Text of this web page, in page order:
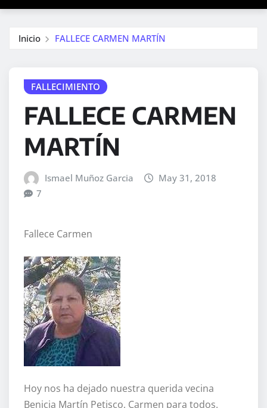
Inicio FALLECE CARMEN MARTÍN
FALLECIMIENTO
FALLECE CARMEN
MARTÍN
Ismael Muñoz Garcia
May 31, 2018
7
Fallece Carmen
Hoy nos ha dejado nuestra querida vecina
Benicia Martín Petisco, Carmen para todos.